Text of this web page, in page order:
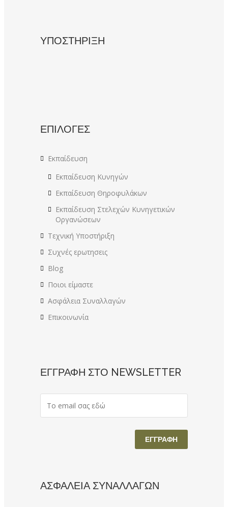
ΥΠΟΣΤΗΡΙΞΗ
ΕΠΙΛΟΓΕΣ
Εκπαίδευση
Εκπαίδευση Κυνηγών
Εκπαίδευση Θηροφυλάκων
Εκπαίδευση Στελεχών Κυνηγετικών
Οργανώσεων
Τεχνική Υποστήριξη
Συχνές ερωτησεις
Blog
Ποιοι είμαστε
Ασφάλεια Συναλλαγών
Επικοινωνία
ΕΓΓΡΑΦΗ ΣΤΟ NEWSLETTER
ΑΣΦΑΛΕΙΑ ΣΥΝΑΛΛΑΓΩΝ